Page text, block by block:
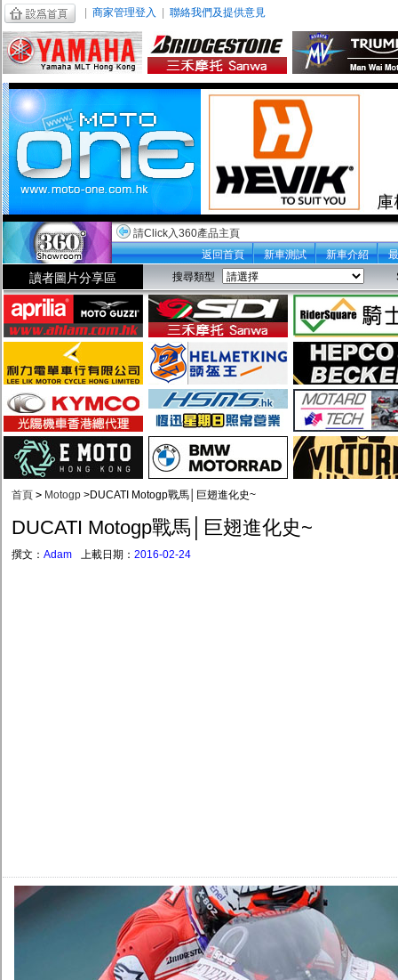
商家管理登入 聯絡我們及提供意見
請Click入360產品主頁
返回首頁
新車測試 新車介紹
讀者圖片分享區 搜尋類型
首頁 > Motogp >DUCATI Motogp戰馬│巨翅進化史~
DUCATI Motogp戰馬│巨翅進化史~
撰文： Adam 上載日期： 2016-02-24